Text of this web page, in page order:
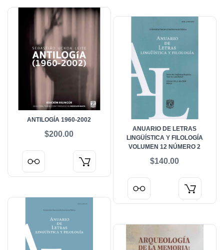
ANTILOGÍA 1960-2002
$200.00
ANUARIO DE LETRAS
LINGÜÍSTICA Y FILOLOGÍA
VOLUMEN 12 NÚMERO 2
$140.00